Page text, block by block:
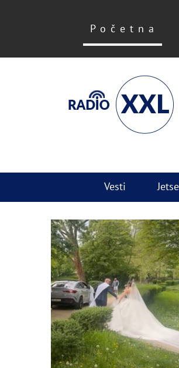
Početna
Vesti